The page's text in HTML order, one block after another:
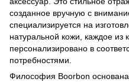
созданное вручную с
специализируется на
натуральной кожи, каждое из
персонализировано в
потребностями.
Философия Boorbon